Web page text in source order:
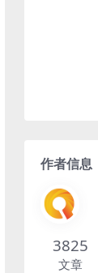
作者信息
3825
文章